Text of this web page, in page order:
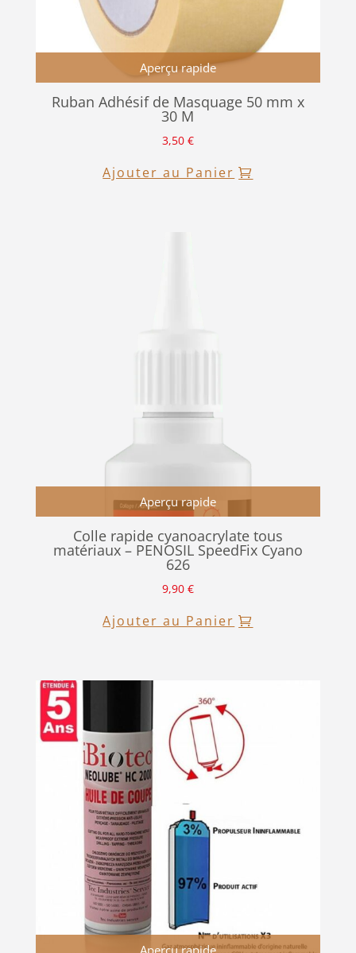
Aperçu rapide
Ruban Adhésif de Masquage 50 mm x
30 M
3,50 €
Ajouter au Panier
Aperçu rapide
Colle rapide cyanoacrylate tous
matériaux – PENOSIL SpeedFix Cyano
626
9,90 €
Ajouter au Panier
Aperçu rapide